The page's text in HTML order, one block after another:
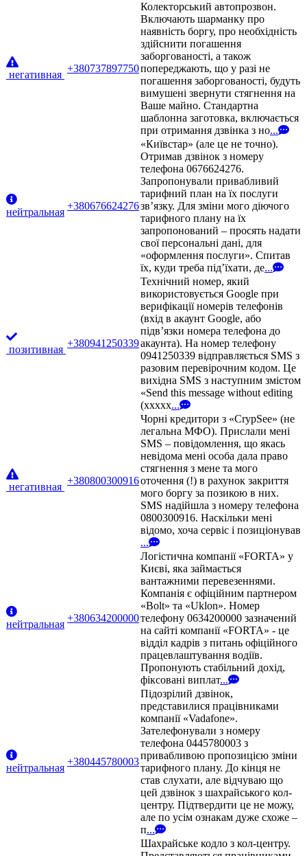
негативная
+380737897750
Колекторський автопрозвон.
Включають шарманку про
наявність боргу, про необхідність
здійснити погашення
заборгованості, а також
попереджають, що у разі не
погашення заборгованості, будуть
вимушені звернути стягнення на
Ваше майно. Стандартна
шаблонна заготовка, включається
при отримання дзвінка з но...
нейтральная
+380676624276
«Київстар» (але це не точно).
Отримав дзвінок з номеру
телефона 0676624276.
Запропонували привабливий
тарифний план на їх послуги
зв’язку. Для зміни мого діючого
тарифного плану на їх
запропонований – просять надати
свої персональні дані, для
«оформлення послуги». Спитав
їх, куди треба під’їхати, де...
позитивная
+380941250339
Технічний номер, який
використовується Google при
верифікації номерів телефонів
(вхід в акаунт Google, або
підв’язки номера телефона до
акаунта). На номер телефону
0941250339 відправляється SMS з
разовим перевірочним кодом. Це
вихідна SMS з наступним змістом
«Send this message without editing
(xxxxx...
негативная
+380800300916
Чорні кредитори з «CrypSee» (не
легальна МФО). Прислали мені
SMS – повідомлення, що якась
невідома мені особа дала право
стягнення з мене та мого
оточення (!) в рахунок закриття
мого боргу за позикою в них.
SMS надійшла з номеру телефона
0800300916. Наскільки мені
відомо, хоча сервіс і позиціонував
...
нейтральная
+380634200000
Логістична компанії «FORTA» у
Києві, яка займається
вантажними перевезеннями.
Компанія є офіційним партнером
«Bolt» та «Uklon». Номер
телефону 0634200000 зазначений
на сайті компанії «FORTA» - це
відділ кадрів з питань офіційного
працевлаштування водіїв.
Пропонують стабільний дохід,
фіксовані виплат...
нейтральная
+380445780003
Підозрілий дзвінок,
представилися працівниками
компанії «Vadafone».
Зателефонували з номеру
телефона 0445780003 з
привабливою пропозицією зміни
тарифного плану. До кінця не
став слухати, але відчуваю що
цей дзвінок з шахрайського кол-
центру. Підтвердити це не можу,
але по усім ознакам дуже схоже –
п...
Шахрайське кодло з кол-центру.